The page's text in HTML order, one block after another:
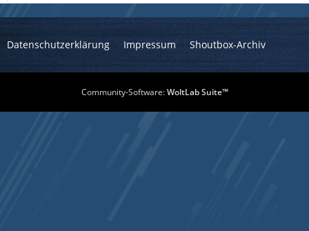
Datenschutzerklärung Impressum Shoutbox-Archiv
Community-Software:WoltLab Suite™